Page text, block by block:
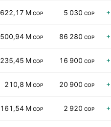
622,17 M COP 5 030 COP
500,94 M COP 86 280 COP
235,45 M COP 16 900 COP
210,8 M COP 20 900 COP
161,54 M COP 2 920 COP